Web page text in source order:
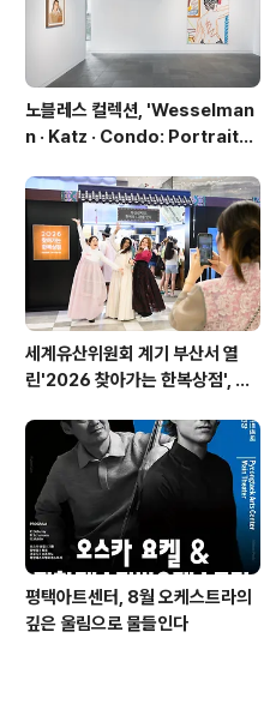
노블레스 컬렉션, 'Wesselman
n · Katz · Condo: Portraits i
세계유산위원회 계기 부산서 열
린'2026 찾아가는 한복상점', 역
평택아트센터, 8월 오케스트라의
깊은 울림으로 물들인다